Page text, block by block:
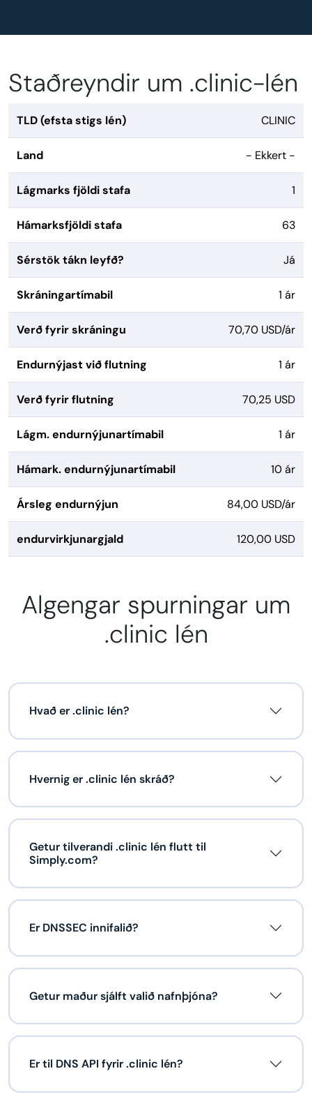
Staðreyndir um .clinic-lén
TLD (efsta stigs lén) CLINIC
Land - Ekkert -
Lágmarks fjöldi stafa 1
Hámarksfjöldi stafa 63
Sérstök tákn leyfð? Já
Skráningartímabil 1 ár
Verð fyrir skráningu 70,70 USD/ár
Endurnýjast við flutning 1 ár
Verð fyrir flutning 70,25 USD
Lágm. endurnýjunartímabil 1 ár
Hámark. endurnýjunartímabil 10 ár
Ársleg endurnýjun 84,00 USD/ár
endurvirkjunargjald 120,00 USD
Algengar spurningar um
.clinic lén
Hvað er .clinic lén?
Hvernig er .clinic lén skráð?
Getur tilverandi .clinic lén flutt til
Simply.com?
Er DNSSEC innifalið?
Getur maður sjálft valið nafnþjóna?
Er til DNS API fyrir .clinic lén?